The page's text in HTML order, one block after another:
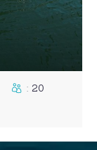
: 20